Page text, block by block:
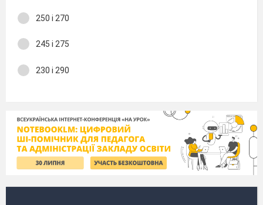
250 і 270
245 і 275
230 і 290